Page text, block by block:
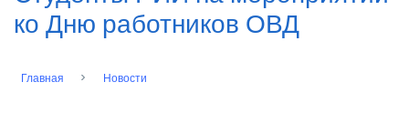
ко Дню работников ОВД
Строка
Главная Новости